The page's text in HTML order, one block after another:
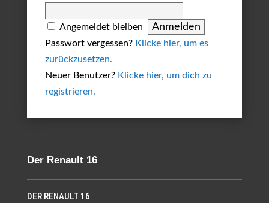
Angemeldet bleiben
Passwort vergessen? Klicke hier, um es
zurückzusetzen.
Neuer Benutzer? Klicke hier, um dich zu
registrieren.
Der Renault 16
DER RENAULT 16